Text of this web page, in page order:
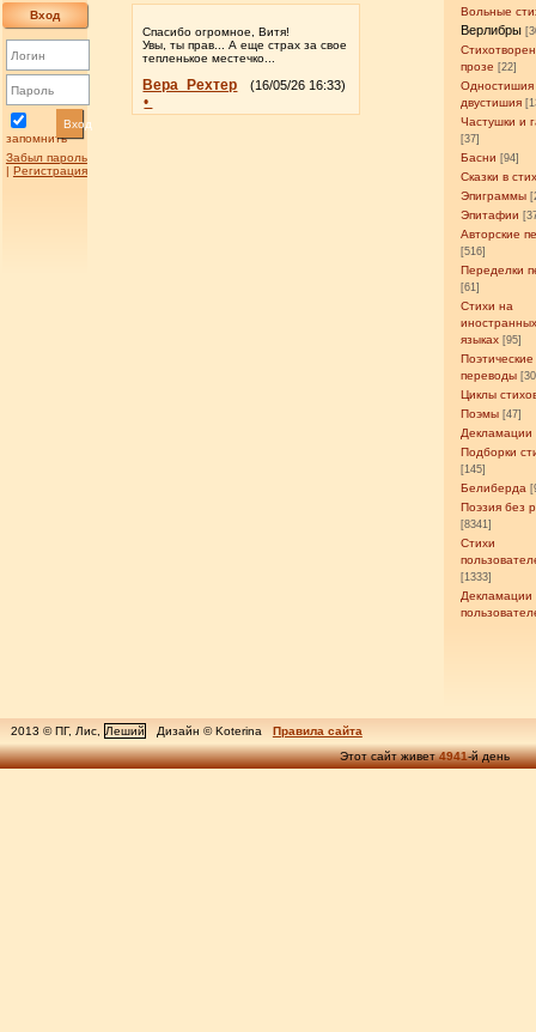
Вход
запомнить
Вход
Забыл пароль
| Регистрация
Вольные
Верлибры
прозе [22]
Одностишия
двустишия
Частушки и
[37]
Басни [94]
Сказки в
Эпиграммы
Эпитафии
Авторские
[516]
Переделки
[61]
Стихи на
языках [95]
Поэтические
переводы
Циклы
Поэмы [47]
Декламации
Подборки
[145]
Белиберда
Поэзия без
[8341]
Стихи
[1333]
Декламации
Спасибо огромное, Витя!
Увы, ты прав... А еще страх за свое
тепленькое местечко...
Вера_Рехтер (16/05/26 16:33)
•
2013 © ПГ, Лис, Леший Дизайн © Koterina
Правила сайта
Этот сайт живет4941-й день